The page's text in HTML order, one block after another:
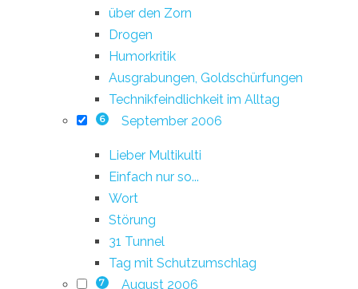
über den Zorn
Drogen
Humorkritik
Ausgrabungen, Goldschürfungen
Technikfeindlichkeit im Alltag
6 September 2006
Lieber Multikulti
Einfach nur so...
Wort
Störung
31 Tunnel
Tag mit Schutzumschlag
7 August 2006